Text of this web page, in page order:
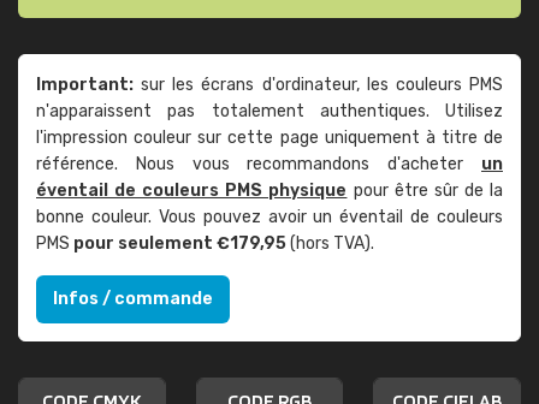
Important: sur les écrans d'ordinateur, les couleurs PMS
n'apparaissent pas totalement authentiques. Utilisez
l'impression couleur sur cette page uniquement à titre de
référence. Nous vous recommandons d'acheter un
éventail de couleurs PMS physique pour être sûr de la
bonne couleur. Vous pouvez avoir un éventail de couleurs
PMS pour seulement €179,95(hors TVA).
Infos / commande